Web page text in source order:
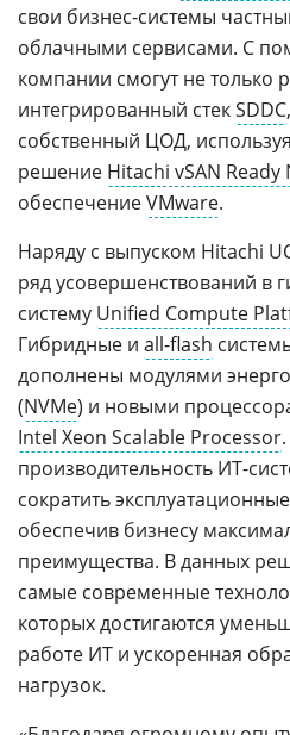
свои бизнес-системы
облачными сервисами. С
компании смогут не только
интегрированный стекSDDC
собственный ЦОД,
решение Hitachi vSAN Ready
обеспечениеVMware.
Наряду с выпуском Hitachi
ряд усовершенствований в
систему Unified Compute
Гибридные и all-flash
дополнены модулями
(NVMe) и новыми
Intel Xeon Scalable Processor
производительность ИТ-
сократить
обеспечив бизнесу
преимущества. В данных
самые современные
которых достигаются
работе ИТ и ускоренная
нагрузок.